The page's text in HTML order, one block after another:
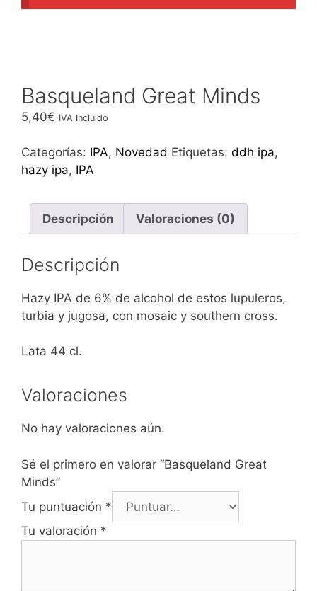
Basqueland Great Minds
5,40€ IVA Incluido
Categorías: IPA, Novedad Etiquetas: ddh ipa,
hazy ipa, IPA
Descripción Valoraciones (0)
Descripción
Hazy IPA de 6% de alcohol de estos lupuleros,
turbia y jugosa, con mosaic y southern cross.
Lata 44 cl.
Valoraciones
No hay valoraciones aún.
Sé el primero en valorar “Basqueland Great
Minds”
Tu puntuación *
Tu valoración *